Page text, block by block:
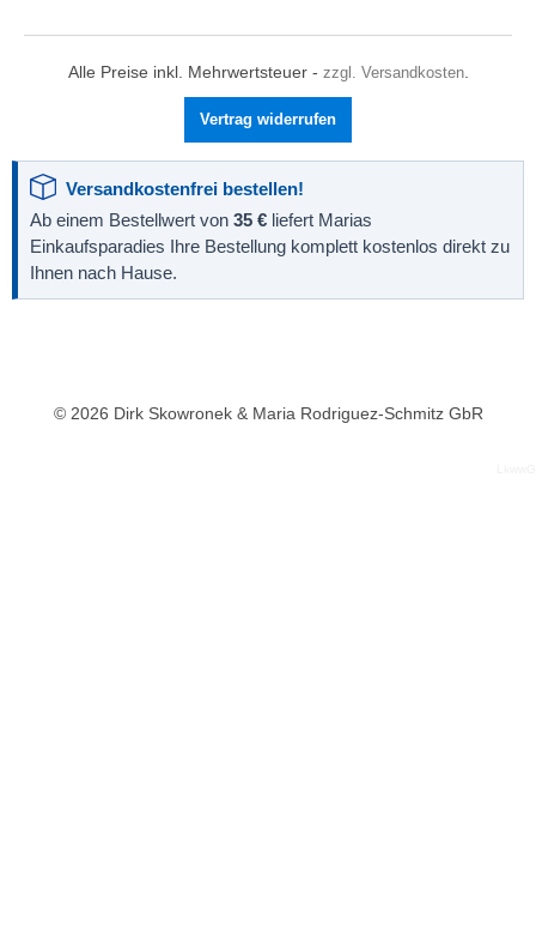
Alle Preise inkl. Mehrwertsteuer - zzgl. Versandkosten.
Vertrag widerrufen
Versandkostenfrei bestellen!
Ab einem Bestellwert von 35 € liefert Marias
Einkaufsparadies Ihre Bestellung komplett kostenlos direkt zu
Ihnen nach Hause.
© 2026 Dirk Skowronek & Maria Rodriguez-Schmitz GbR